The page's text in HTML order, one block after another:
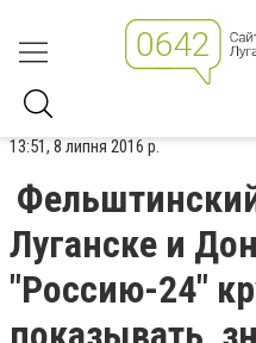
13:51, 8 липня 2016 р.
Луганске и
"Россию-24"